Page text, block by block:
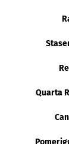
Quarta